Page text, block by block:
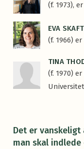
(f. 1973),
EVA
(f. 1966)
TINA
(f. 1970)
Det er
man skal